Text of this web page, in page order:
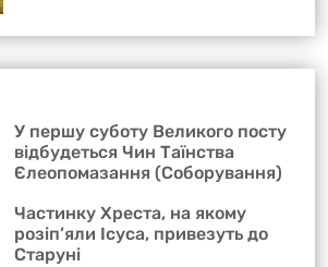
У першу суботу Великого посту
відбудеться Чин Таїнства
Єлеопомазання (Соборування)
Частинку Хреста, на якому
розіп’яли Ісуса, привезуть до
Старуні